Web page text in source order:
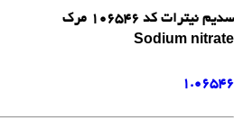
سدیم نیترات کد 106546 مرک
Sodium nitrate
1.06546